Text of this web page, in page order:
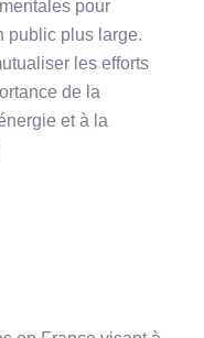
pour
public plus large.
les efforts
de la
et à la